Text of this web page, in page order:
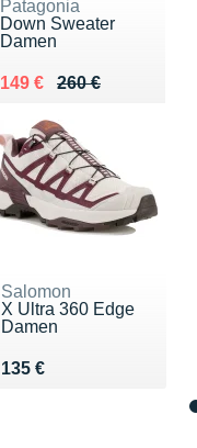
Patagonia
Down Sweater
Damen
260 €
Au lieu de 260 €
149 €
Vendu 149 €
Salomon
X Ultra 360 Edge
Damen
135 €
Vendu 135 €